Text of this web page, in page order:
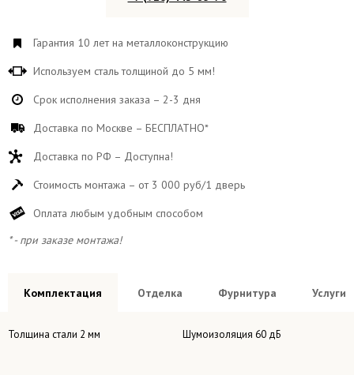
Гарантия 10 лет на металлоконструкцию
Используем сталь толщиной до 5 мм!
Срок исполнения заказа – 2-3 дня
Доставка по Москве – БЕСПЛАТНО*
Доставка по РФ – Доступна!
Стоимость монтажа – от 3 000 руб/1 дверь
Оплата любым удобным способом
* - при заказе монтажа!
Комплектация Отделка Фурнитура Услуги
Толщина стали 2 мм Шумоизоляция 60 дБ